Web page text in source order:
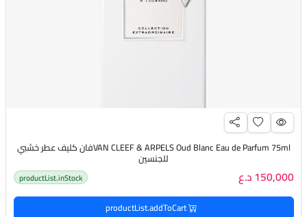
VAN CLEEF & ARPELS Oud Blanc Eau de Parfum 75mlفان كليف عطر خشبي
للجنسين
150,000 د.ع productList.inStock
productList.addToCart